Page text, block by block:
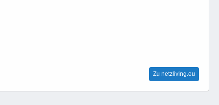
Zu netzliving.eu